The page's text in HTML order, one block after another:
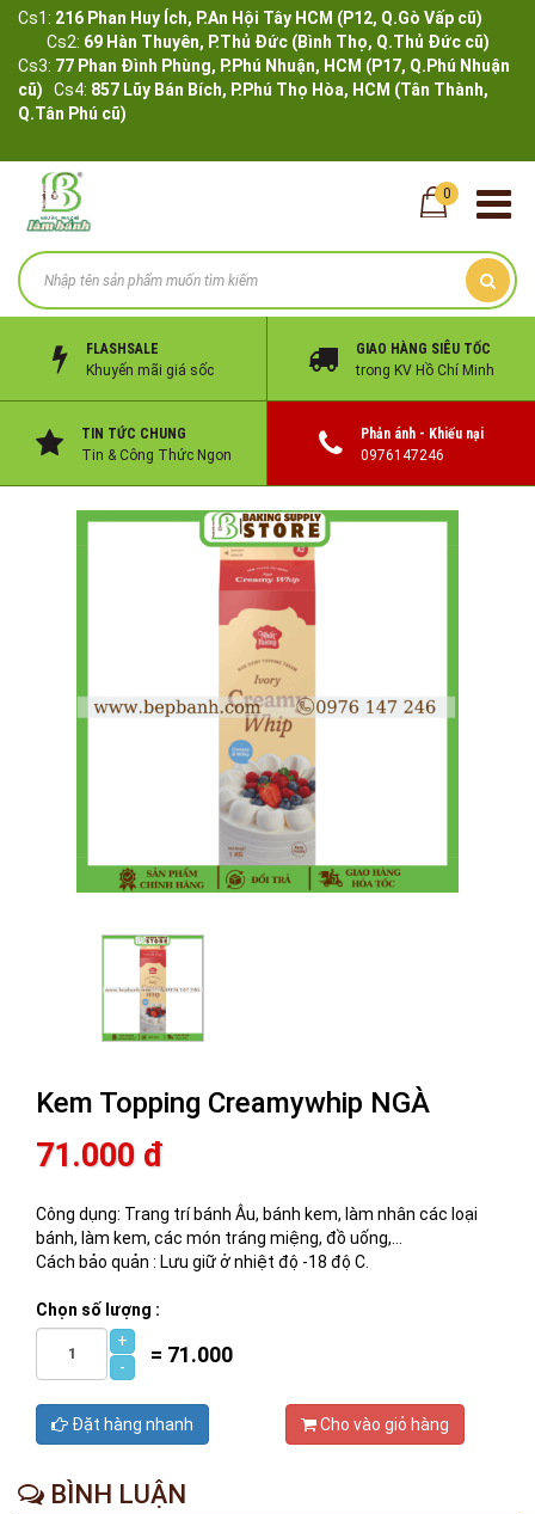
Cs1: 216 Phan Huy Ích, P.An Hội Tây HCM (P12, Q.Gò Vấp cũ)
Cs2: 69 Hàn Thuyên, P.Thủ Đức (Bình Thọ, Q.Thủ Đức cũ)
Cs3: 77 Phan Đình Phùng, P.Phú Nhuận, HCM (P17, Q.Phú Nhuận
cũ) Cs4: 857 Lũy Bán Bích, P.Phú Thọ Hòa, HCM (Tân Thành,
Q.Tân Phú cũ)
0
FLASHSALE
Khuyến mãi giá sốc
GIAO HÀNG SIÊU TỐC
trong KV Hồ Chí Minh
TIN TỨC CHUNG
Tin & Công Thức Ngon
Phản ánh - Khiếu nại
0976147246
Kem Topping Creamywhip NGÀ
71.000 đ
Công dụng: Trang trí bánh Âu, bánh kem, làm nhân các loại
bánh, làm kem, các món tráng miệng, đồ uống,…
Cách bảo quản : Lưu giữ ở nhiệt độ -18 độ C.
Chọn số lượng :
+
-
= 71.000
Đặt hàng nhanh Cho vào giỏ hàng
BÌNH LUẬN